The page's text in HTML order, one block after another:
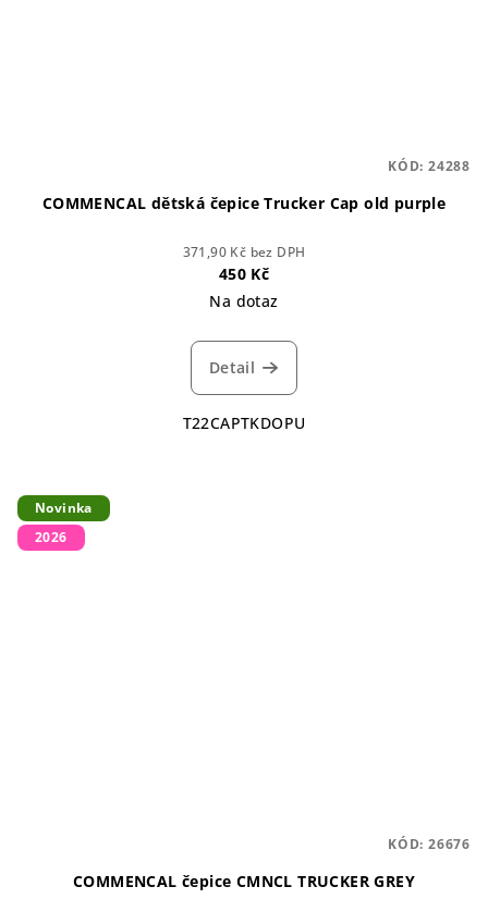
COMMENCAL dětská čepice Trucker Cap old purple
371,90 Kč bez DPH
450 Kč
Na dotaz
Detail
T22CAPTKDOPU
KÓD: 24288
Novinka
2026
COMMENCAL čepice CMNCL TRUCKER GREY
KÓD: 26676